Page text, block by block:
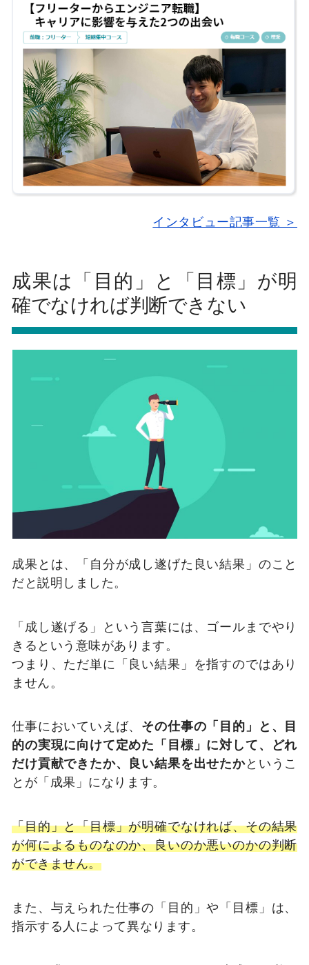
インタビュー記事一覧 ＞
成果は「目的」と「目標」が明
確でなければ判断できない
成果とは、「自分が成し遂げた良い結果」のこと
だと説明しました。
「成し遂げる」という言葉には、ゴールまでやり
きるという意味があります。
つまり、ただ単に「良い結果」を指すのではあり
ません。
仕事においていえば、 その仕事の「目的」と、目
的の実現に向けて定めた「目標」に対して、どれ
だけ貢献できたか、良い結果を出せたかというこ
とが「成果」になります。
「目的」と「目標」が明確でなければ、その結果
が何によるものなのか、良いのか悪いのかの判断
ができません。
また、与えられた仕事の「目的」や「目標」は、
指示する人によって異なります。